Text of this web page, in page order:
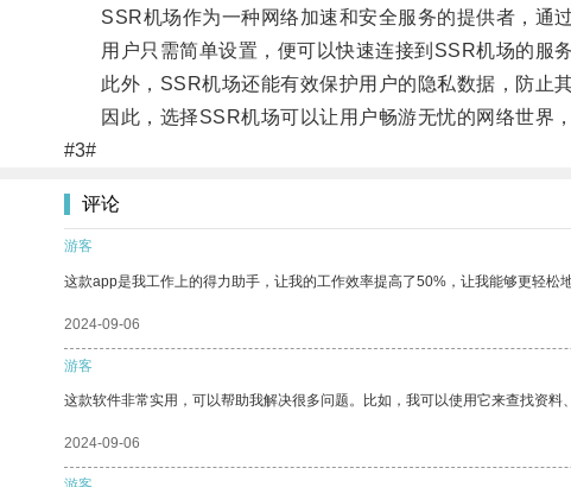
SSR机场作为一种网络加速和安全服务的提供者，通过
用户只需简单设置，便可以快速连接到SSR机场的服务
此外，SSR机场还能有效保护用户的隐私数据，防止其
因此，选择SSR机场可以让用户畅游无忧的网络世界，
#3#
评论
游客
这款app是我工作上的得力助手，让我的工作效率提高了50%，让我能够更轻松
2024-09-06
游客
这款软件非常实用，可以帮助我解决很多问题。比如，我可以使用它来查找资料
2024-09-06